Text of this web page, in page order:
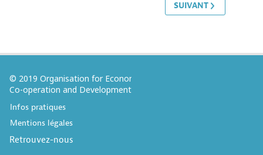
SUIVANT
© 2019 Organisation for Economic
Co-operation and Development
Infos pratiques
Mentions légales
Retrouvez-nous